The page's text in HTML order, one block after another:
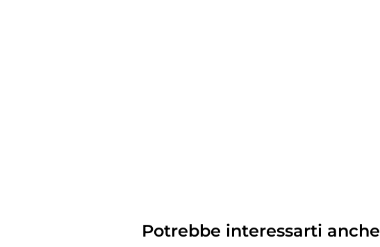
Potrebbe interessarti anche